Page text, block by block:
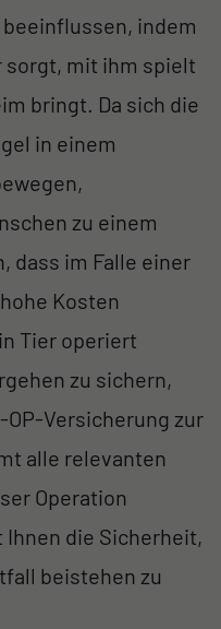
indem
sorgt, mit ihm spielt
bringt. Da sich die
in einem
zu einem
dass im Falle einer
Kosten
Tier operiert
zu sichern,
Versicherung zur
alle relevanten
Operation
die Sicherheit,
beistehen zu